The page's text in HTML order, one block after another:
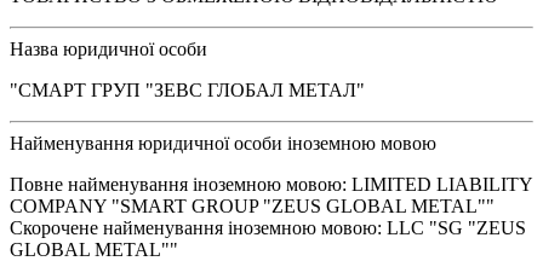
Назва юридичної особи
"СМАРТ ГРУП "ЗЕВС ГЛОБАЛ МЕТАЛ"
Найменування юридичної особи іноземною мовою
Повне найменування іноземною мовою: LIMITED LIABILITY
COMPANY "SMART GROUP "ZEUS GLOBAL METAL""
Скорочене найменування іноземною мовою: LLC "SG "ZEUS
GLOBAL METAL""